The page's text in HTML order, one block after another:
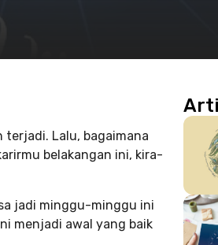
terjadi. Lalu, bagaimana
belakangan ini, kira-
jadi minggu-minggu ini
menjadi awal yang baik